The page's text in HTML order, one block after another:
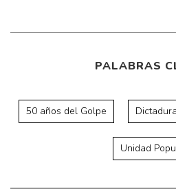
PALABRAS
50 años del Golpe Dictadura
Unidad